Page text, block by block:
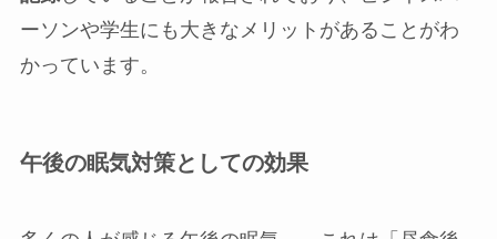
ーソンや学生にも大きなメリットがあることがわ
かっています。
午後の眠気対策としての効果